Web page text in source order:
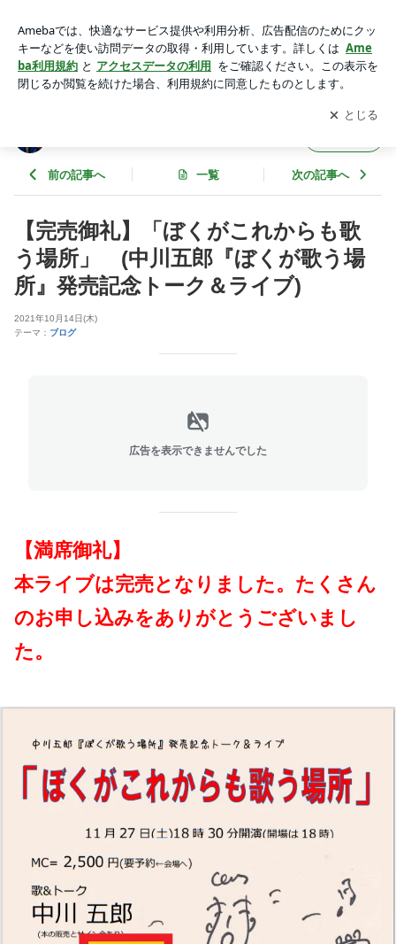
くが歌う場所』発売記念トーク＆ライブ) | ギャラリービブ
リオ店番日記 ～蕃茄庵日録～
アプリをダウンロードして ブログの更新通知
を受け取りまし
ょう。
開く
前の記事へ 一覧 次の記事へ
【完売御礼】「ぼくがこれからも歌
う場所」 (中川五郎『ぼくが歌う場
所』発売記念トーク＆ライブ)
2021年10月14日(木)
テーマ： ブログ
広告を表示できませんでした
【満席御礼】
本ライブは完売となりました。たくさん
のお申し込みをありがとうございまし
た。